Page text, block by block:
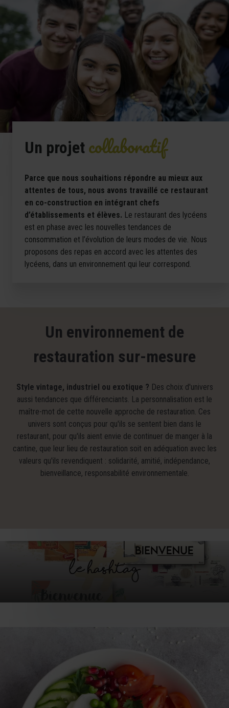
Un projet collaboratif
Parce que nous souhaitions répondre au mieux aux
attentes de tous, nous avons travaillé ce restaurant
en co-construction en intégrant chefs
d’établissements et élèves. Le restaurant des lycéens
est en phase avec les nouvelles tendances de
consommation et l’évolution de leurs modes de vie. Nous
proposons des repas en accord avec les attentes des
lycéens, dans un environnement qui leur correspond.
Un environnement de
restauration sur-mesure
Style vintage, industriel ou exotique ? Des choix d'univers
aussi tendances que différenciants. La personnalisation est le
maître-mot de cette nouvelle approche de restauration. Ces
univers sont conçus pour qu'ils se sentent bien dans le
restaurant, pour qu'ils aient envie de continuer de manger à la
cantine, que leur lieu de restauration soit en adéquation avec les
valeurs qu'ils revendiquent : solidarité, amitié, indépendance,
bienveillance, responsabilité environnementale.